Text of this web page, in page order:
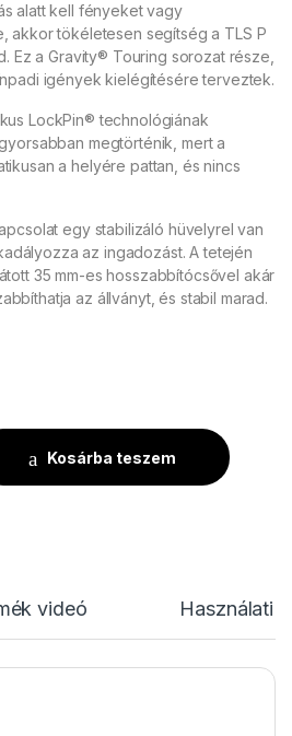
alatt kell fényeket vagy
akkor tökéletesen segítség a TLS P
Ez a Gravity® Touring sorozat része,
igények kielégítésére terveztek.
LockPin® technológiának
megtörténik, mert a
a helyére pattan, és nincs
egy stabilizáló hüvelyrel van
az ingadozást. A tetején
35 mm-es hosszabbítócsővel akár
az állványt, és stabil marad.
Kosárba teszem
videó Használati